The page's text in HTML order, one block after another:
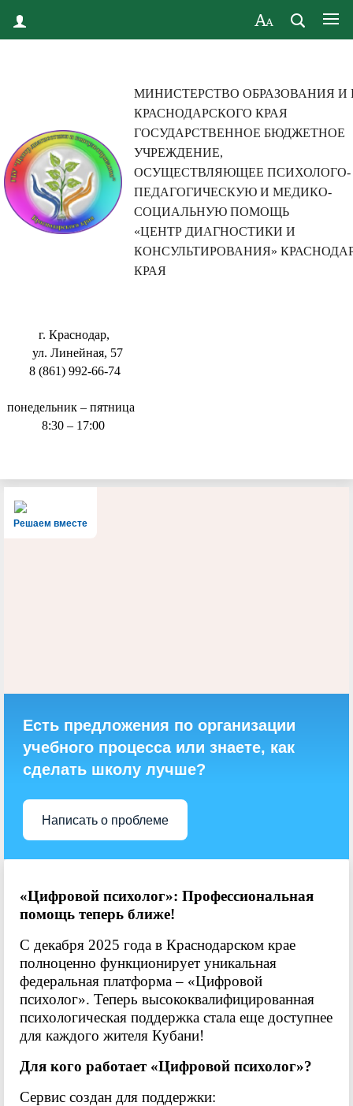
МИНИСТЕРСТВО ОБРАЗОВАНИЯ И
КРАСНОДАРСКОГО КРАЯ
ГОСУДАРСТВЕННОЕ БЮДЖЕТНОЕ
УЧРЕЖДЕНИЕ,
ОСУЩЕСТВЛЯЮЩЕЕ ПСИХОЛОГО-
ПЕДАГОГИЧЕСКУЮ И МЕДИКО-
СОЦИАЛЬНУЮ ПОМОЩЬ
«ЦЕНТР ДИАГНОСТИКИ И
КОНСУЛЬТИРОВАНИЯ»
КРАЯ
г. Краснодар,
ул. Линейная, 57
8 (861) 992-66-74
понедельник – пятница
8:30 – 17:00
Решаем вместе
Есть предложения по организации
учебного процесса или знаете, как
сделать школу лучше?
Написать о проблеме
«Цифровой психолог»: Профессиональная
помощь теперь ближе!
С декабря 2025 года в Краснодарском крае
полноценно функционирует уникальная
федеральная платформа – «Цифровой
психолог». Теперь высококвалифицированная
психологическая поддержка стала еще доступнее
для каждого жителя Кубани!
Для кого работает «Цифровой психолог»?
Сервис создан для поддержки: